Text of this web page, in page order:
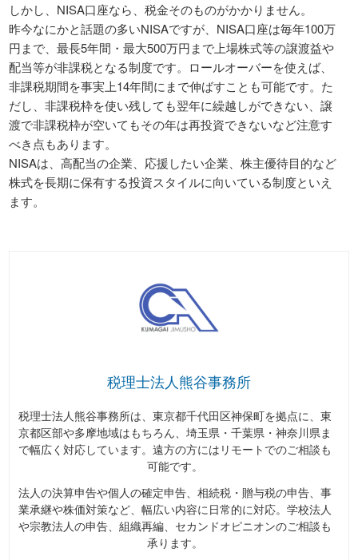
しかし、NISA口座なら、税金そのものがかかりません。
昨今なにかと話題の多いNISAですが、NISA口座は毎年100万
円まで、最長5年間・最大500万円まで上場株式等の譲渡益や
配当等が非課税となる制度です。ロールオーバーを使えば、
非課税期間を事実上14年間にまで伸ばすことも可能です。た
だし、非課税枠を使い残しても翌年に繰越しができない、譲
渡で非課税枠が空いてもその年は再投資できないなど注意す
べき点もあります。
NISAは、高配当の企業、応援したい企業、株主優待目的など
株式を長期に保有する投資スタイルに向いている制度といえ
ます。
税理士法人熊谷事務所
税理士法人熊谷事務所は、東京都千代田区神保町を拠点に、東
京都区部や多摩地域はもちろん、埼玉県・千葉県・神奈川県ま
で幅広く対応しています。遠方の方にはリモートでのご相談も
可能です。
法人の決算申告や個人の確定申告、相続税・贈与税の申告、事
業承継や株価対策など、幅広い内容に日常的に対応。学校法人
や宗教法人の申告、組織再編、セカンドオピニオンのご相談も
承ります。